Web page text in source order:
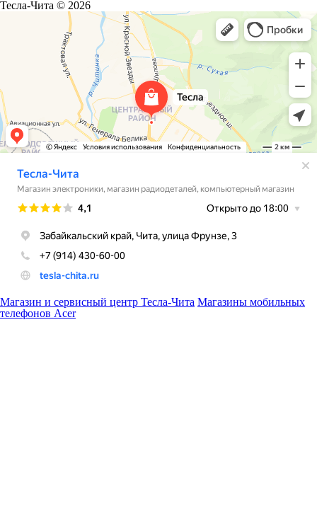
Тесла-Чита © 2026
Магазин и сервисный центр Тесла-Чита Магазины мобильных
телефонов Acer